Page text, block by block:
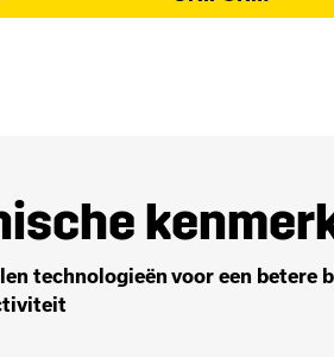
technologieën voor een betere